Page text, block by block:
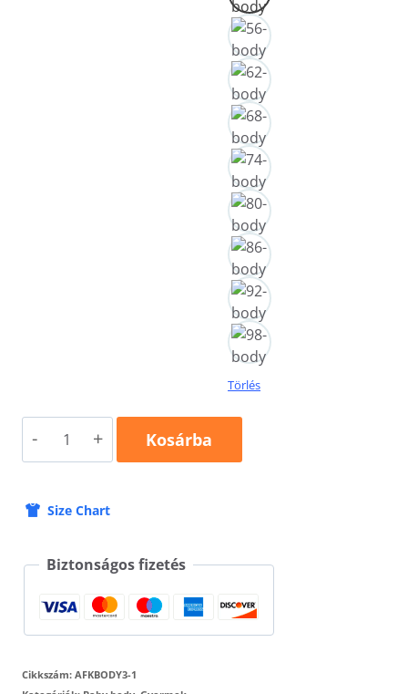
Törlés
"Megérkeztem"
egyedi
kisfiúknak
Kosárba
Size Chart
Biztonságos fizetés
Cikkszám: AFKBODY3-1